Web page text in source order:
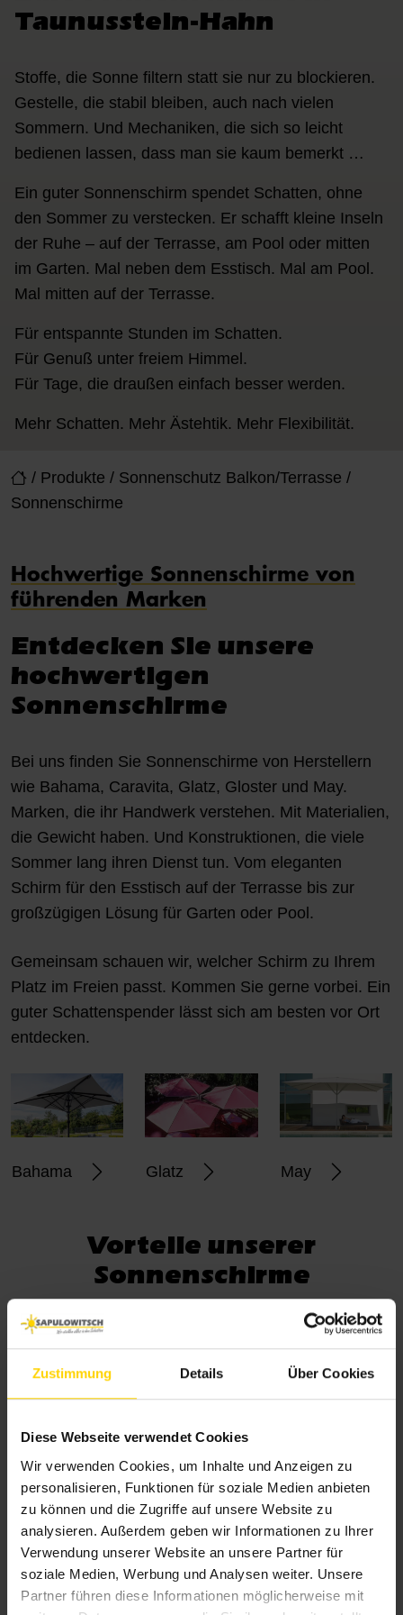
Zustimmung Details Über Cookies
Diese Webseite verwendet Cookies
Wir verwenden Cookies, um Inhalte und Anzeigen zu
personalisieren, Funktionen für soziale Medien anbieten
zu können und die Zugriffe auf unsere Website zu
analysieren. Außerdem geben wir Informationen zu Ihrer
Verwendung unserer Website an unsere Partner für
soziale Medien, Werbung und Analysen weiter. Unsere
Partner führen diese Informationen möglicherweise mit
/ Produkte / Sonnenschutz Balkon/Terrasse /
Sonnenschirme
Taunusstein-Hahn
Stoffe, die Sonne filtern statt sie nur zu blockieren.
Gestelle, die stabil bleiben, auch nach vielen
Sommern. Und Mechaniken, die sich so leicht
bedienen lassen, dass man sie kaum bemerkt …
Ein guter Sonnenschirm spendet Schatten, ohne
den Sommer zu verstecken. Er schafft kleine Inseln
der Ruhe – auf der Terrasse, am Pool oder mitten
im Garten. Mal neben dem Esstisch. Mal am Pool.
Mal mitten auf der Terrasse.
Für entspannte Stunden im Schatten.
Für Genuß unter freiem Himmel.
Für Tage, die draußen einfach besser werden.
Mehr Schatten. Mehr Ästehtik. Mehr Flexibilität.
Hochwertige Sonnenschirme von
führenden Marken
Entdecken Sie unsere
hochwertigen
Sonnenschirme
Bei uns finden Sie Sonnenschirme von Herstellern
wie Bahama, Caravita, Glatz, Gloster und May.
Marken, die ihr Handwerk verstehen. Mit Materialien,
die Gewicht haben. Und Konstruktionen, die viele
Sommer lang ihren Dienst tun. Vom eleganten
Schirm für den Esstisch auf der Terrasse bis zur
großzügigen Lösung für Garten oder Pool.
Gemeinsam schauen wir, welcher Schirm zu Ihrem
Platz im Freien passt. Kommen Sie gerne vorbei. Ein
guter Schattenspender lässt sich am besten vor Ort
entdecken.
Bahama Glatz May
Vorteile unserer
Sonnenschirme
viele Sommer im Freien.
Vielfältige Formen und Größen für jede